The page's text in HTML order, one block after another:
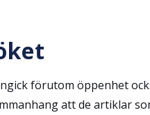
förutom öppenhet
att de artiklar